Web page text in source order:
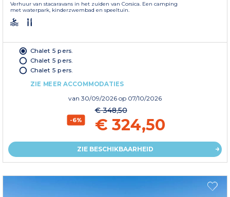
Verhuur van stacaravans in het zuiden van Corsica. Een camping
met waterpark, kinderzwembad en speeltuin.
Chalet 5 pers.
Chalet 5 pers.
Chalet 5 pers.
ZIE MEER ACCOMMODATIES
van 30/09/2026 op 07/10/2026
-6%
€ 348,50
€ 324,50
ZIE BESCHIKBAARHEID